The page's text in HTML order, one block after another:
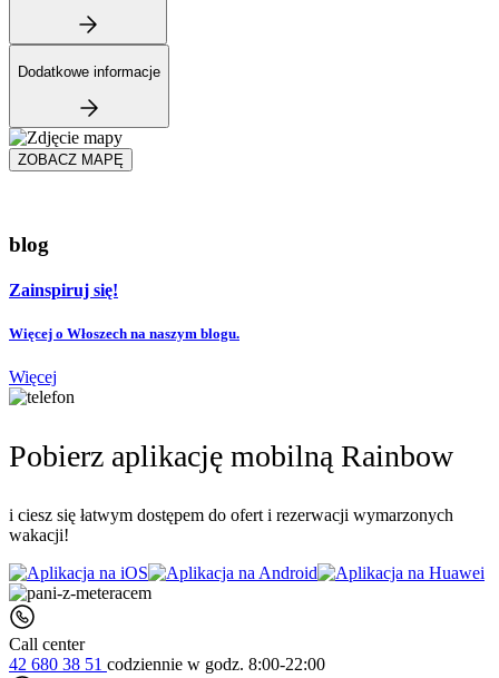
Dodatkowe informacje
ZOBACZ MAPĘ
blog
Zainspiruj się!
Więcej o Włoszech na naszym blogu.
Więcej
Pobierz aplikację mobilną Rainbow
i ciesz się łatwym dostępem do ofert i rezerwacji wymarzonych
wakacji!
Call center
42 680 38 51 codziennie w godz. 8:00-22:00